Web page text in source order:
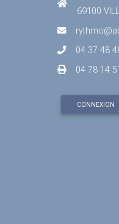
69100
04 37 48
04 78 14
CONNEXION